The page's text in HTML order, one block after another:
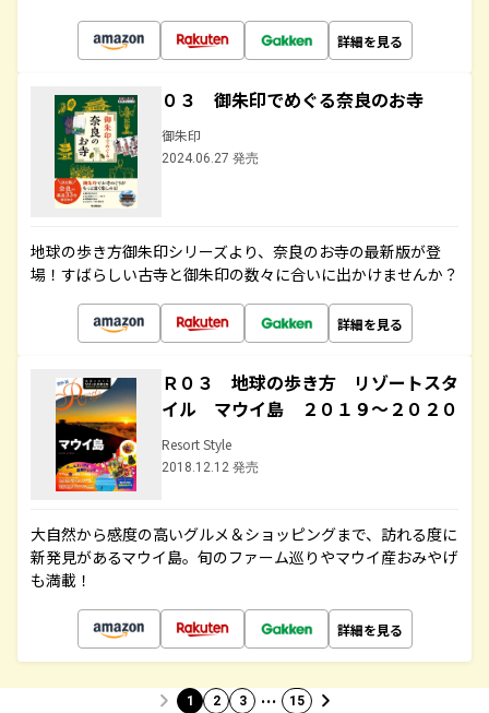
詳細を見る
０３ 御朱印でめぐる奈良のお寺
御朱印
2024.06.27 発売
地球の歩き方御朱印シリーズより、奈良のお寺の最新版が登
場！すばらしい古寺と御朱印の数々に合いに出かけませんか？
詳細を見る
Ｒ０３ 地球の歩き方 リゾートスタ
イル マウイ島 ２０１９～２０２０
Resort Style
2018.12.12 発売
大自然から感度の高いグルメ＆ショッピングまで、訪れる度に
新発見があるマウイ島。旬のファーム巡りやマウイ産おみやげ
も満載！
詳細を見る
1 2 3 … 15